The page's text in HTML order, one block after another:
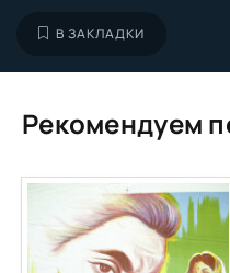
В ЗАКЛАДКИ
Рекомендуем